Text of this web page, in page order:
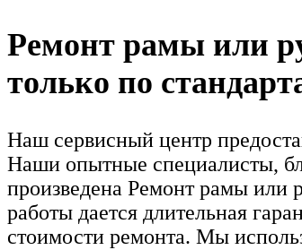
Ремонт рамы или
только по
Наш сервисный центр
Наши опытные специалисты,
произведена Ремонт рамы или
работы дается длительная
стоимости ремонта. Мы